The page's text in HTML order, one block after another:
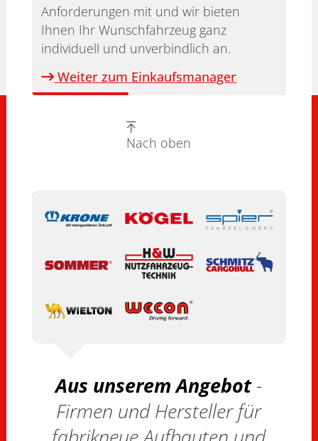
Anforderungen mit und wir bieten
Ihnen Ihr Wunschfahrzeug ganz
individuell und unverbindlich an.
Weiter zum Einkaufsmanager
Nach oben
Aus unserem Angebot-
Firmen und Hersteller für